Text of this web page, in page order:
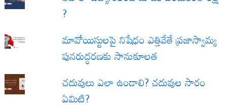
?
మావోయిస్టులపై నిషేధం ఎత్తివేతే ప్రజాస్వామ్య
పునరుద్ధరణకు సానుకూలత
చదువులు ఎలా ఉండాలి? చదువుల సారం
ఏమిటి?